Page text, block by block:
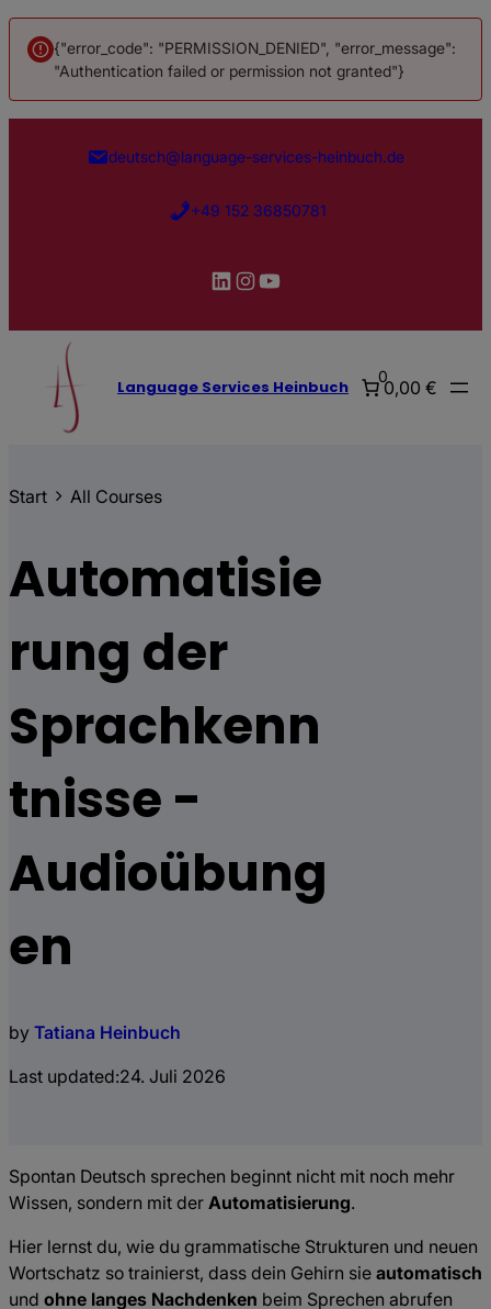
{"error_code": "PERMISSION_DENIED", "error_message":
"Authentication failed or permission not granted"}
deutsch@language-services-heinbuch.de
+49 152 36850781
LinkedIn InstagramYouTube
Language Services Heinbuch
0
0,00 €
Start All Courses
Automatisie
rung der
Sprachkenn
tnisse -
Audioübung
en
by Tatiana Heinbuch
Last updated:24. Juli 2026
Spontan Deutsch sprechen beginnt nicht mit noch mehr
Wissen, sondern mit der Automatisierung.
Hier lernst du, wie du grammatische Strukturen und neuen
Wortschatz so trainierst, dass dein Gehirn sie automatisch
und ohne langes Nachdenken beim Sprechen abrufen